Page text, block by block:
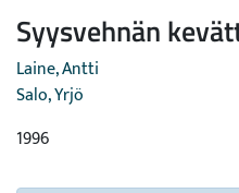
Syysvehnän
Laine, Antti
Salo, Yrjö
1996